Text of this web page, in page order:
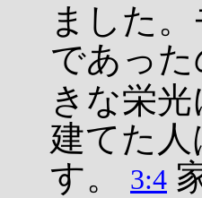
ました
であっ
きな栄
建てた
す。
3:4